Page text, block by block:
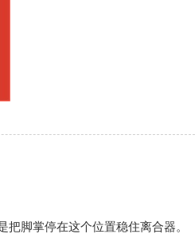
脚掌停在这个位置稳住离合器。